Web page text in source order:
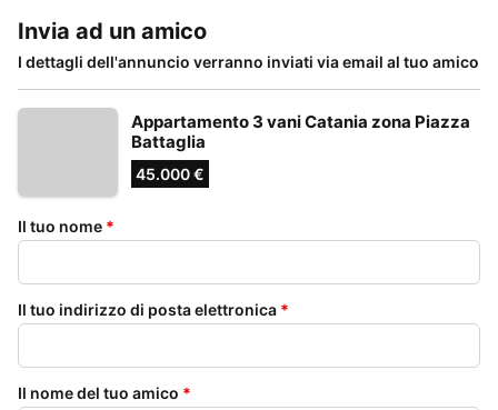
Invia ad un amico
I dettagli dell'annuncio verranno inviati via email al tuo amico
Appartamento 3 vani Catania zona Piazza
Battaglia
45.000 €
Il tuo nome *
Il tuo indirizzo di posta elettronica *
Il nome del tuo amico *